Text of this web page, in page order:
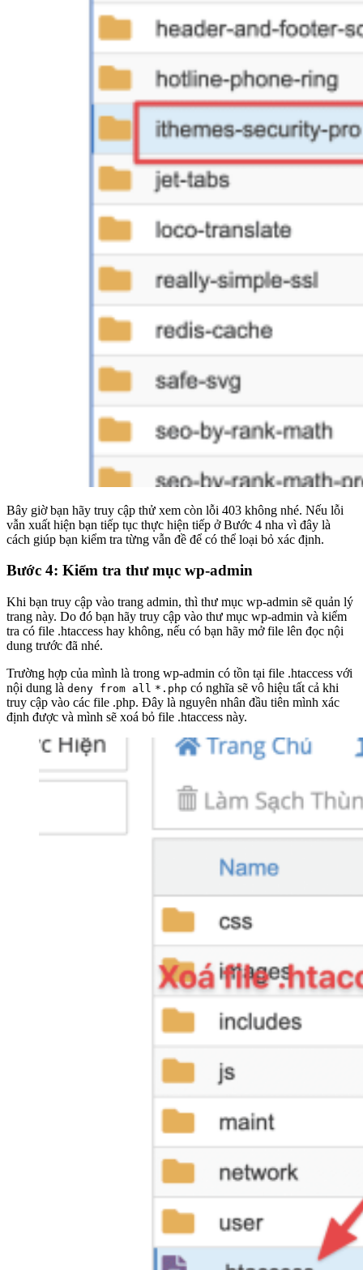
Bây giờ bạn hãy truy cập thử xem còn lỗi 403 không nhé. Nếu lỗi
vẫn xuất hiện bạn tiếp tục thực hiện tiếp ở Bước 4 nha vì đây là
cách giúp bạn kiểm tra từng vẫn đề để có thể loại bỏ xác định.
Bước 4: Kiểm tra thư mục wp-admin
Khi bạn truy cập vào trang admin, thì thư mục wp-admin sẽ quản lý
trang này. Do đó bạn hãy truy cập vào thư mục wp-admin và kiểm
tra có file .htaccess hay không, nếu có bạn hãy mở file lên đọc nội
dung trước đã nhé.
Trường hợp của mình là trong wp-admin có tồn tại file .htaccess với
nội dung là deny from all *.php có nghĩa sẽ vô hiệu tất cả khi
truy cập vào các file .php. Đây là nguyên nhân đầu tiên mình xác
định được và mình sẽ xoá bỏ file .htaccess này.